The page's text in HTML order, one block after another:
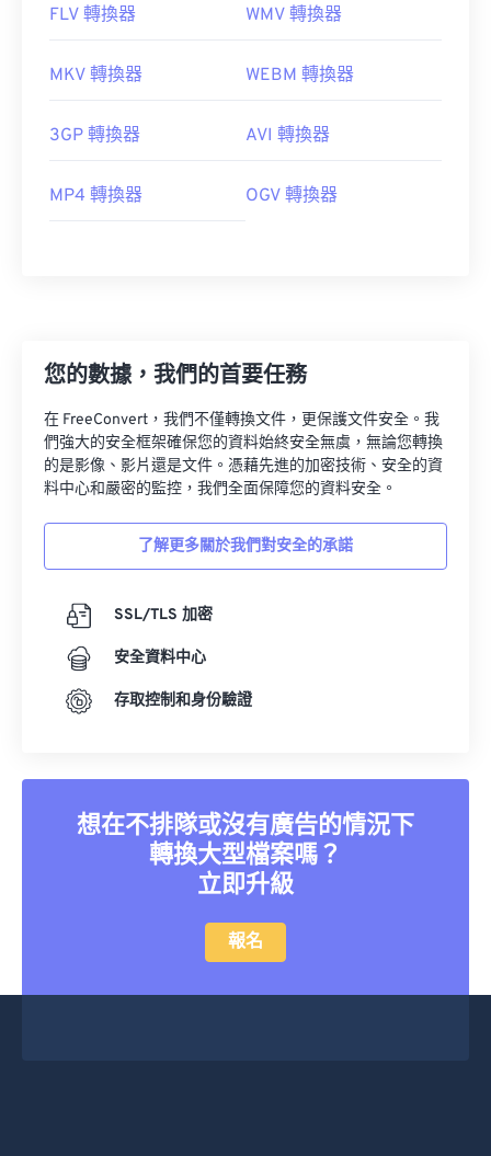
FLV 轉換器 WMV 轉換器
MKV 轉換器 WEBM 轉換器
3GP 轉換器 AVI 轉換器
MP4 轉換器 OGV 轉換器
您的數據，我們的首要任務
在 FreeConvert，我們不僅轉換文件，更保護文件安全。我
們強大的安全框架確保您的資料始終安全無虞，無論您轉換
的是影像、影片還是文件。憑藉先進的加密技術、安全的資
料中心和嚴密的監控，我們全面保障您的資料安全。
了解更多關於我們對安全的承諾
SSL/TLS 加密
安全資料中心
存取控制和身份驗證
想在不排隊或沒有廣告的情況下
轉換大型檔案嗎？
立即升級
報名